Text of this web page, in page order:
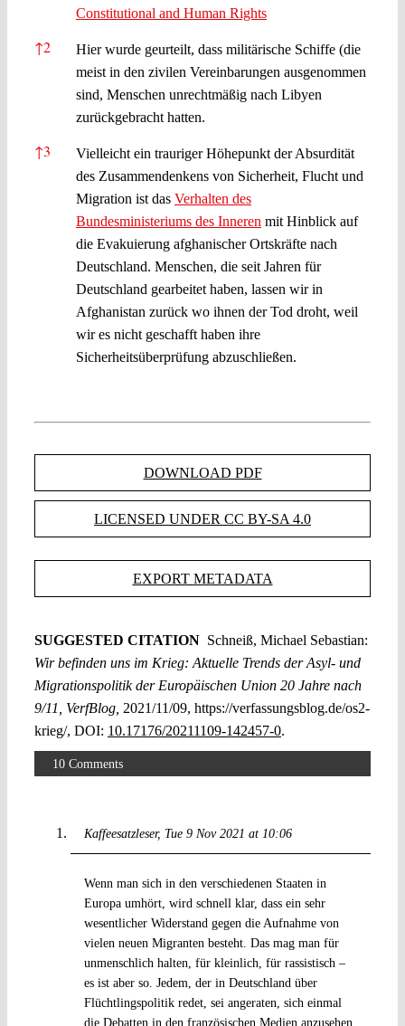
Constitutional and Human Rights
↑2
Hier wurde geurteilt, dass militärische Schiffe (die
meist in den zivilen Vereinbarungen ausgenommen
sind, Menschen unrechtmäßig nach Libyen
zurückgebracht hatten.
↑3
Vielleicht ein trauriger Höhepunkt der Absurdität
des Zusammendenkens von Sicherheit, Flucht und
Migration ist das Verhalten des
Bundesministeriums des Inneren mit Hinblick auf
die Evakuierung afghanischer Ortskräfte nach
Deutschland. Menschen, die seit Jahren für
Deutschland gearbeitet haben, lassen wir in
Afghanistan zurück wo ihnen der Tod droht, weil
wir es nicht geschafft haben ihre
Sicherheitsüberprüfung abzuschließen.
DOWNLOAD PDF
LICENSED UNDER CC BY-SA 4.0
EXPORT METADATA
SUGGESTED CITATION Schneiß, Michael Sebastian:
Wir befinden uns im Krieg: Aktuelle Trends der Asyl- und
Migrationspolitik der Europäischen Union 20 Jahre nach
9/11, VerfBlog, 2021/11/09, https://verfassungsblog.de/os2-
krieg/, DOI: 10.17176/20211109-142457-0.
10 Comments
Kaffeesatzleser Tue 9 Nov 2021 at 10:06
Wenn man sich in den verschiedenen Staaten in
Europa umhört, wird schnell klar, dass ein sehr
wesentlicher Widerstand gegen die Aufnahme von
vielen neuen Migranten besteht. Das mag man für
unmenschlich halten, für kleinlich, für rassistisch –
es ist aber so. Jedem, der in Deutschland über
Flüchtlingspolitik redet, sei angeraten, sich einmal
die Debatten in den französischen Medien anzusehen